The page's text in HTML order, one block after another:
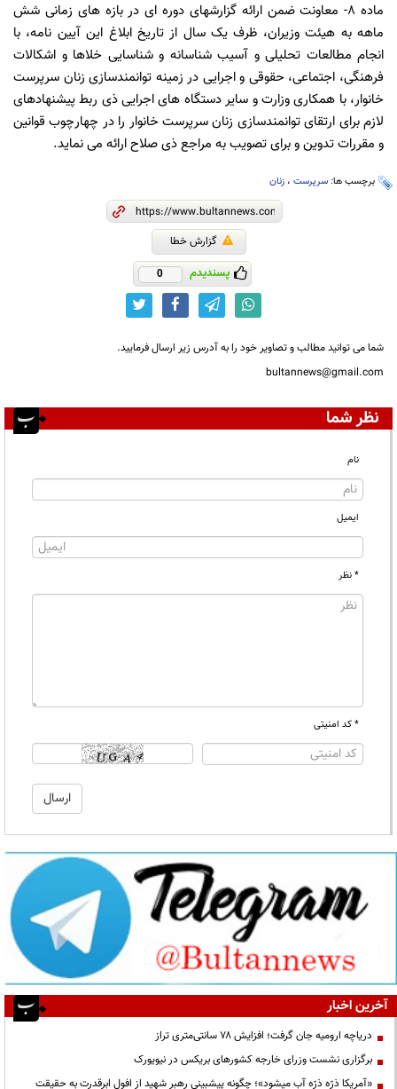
ماده ۸- معاونت ضمن ارائه گزارشهای دوره ای در بازه های زمانی شش
ماهه به هیئت وزیران، ظرف یک سال از تاریخ ابلاغ این آیین نامه، با
انجام مطالعات تحلیلی و آسیب شناسانه و شناسایی خلاها و اشکالات
فرهنگی، اجتماعی، حقوقی و اجرایی در زمینه توانمندسازی زنان سرپرست
خانوار، با همکاری وزارت و سایر دستگاه های اجرایی ذی ربط پیشنهادهای
لازم برای ارتقای توانمندسازی زنان سرپرست خانوار را در چهارچوب قوانین
و مقررات تدوین و برای تصویب به مراجع ذی صلاح ارائه می نماید.
برچسب ها: سرپرست ، زنان
گزارش خطا
پسندیدم 0
شما می توانید مطالب و تصاویر خود را به آدرس زیر ارسال فرمایید.
bultannews@gmail.com
نظر شما
نام
ایمیل
* نظر
* کد امنیتی
آخرین اخبار
دریاچه ارومیه جان گرفت؛ افزایش ۷۸ سانتی‌متری تراز
برگزاری نشست وزرای خارجه کشورهای بریکس در نیویورک
«آمریکا ذرّه ذرّه آب میشود»؛ چگونه پیشبینی رهبر شهید از افول ابرقدرت به حقیقت